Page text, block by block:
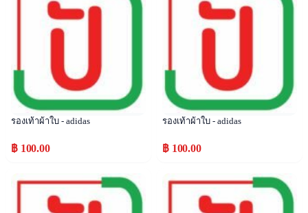
รองเท้าผ้าใบ - adidas
฿ 100.00
รองเท้าผ้าใบ - adidas
฿ 100.00
Popular Popular